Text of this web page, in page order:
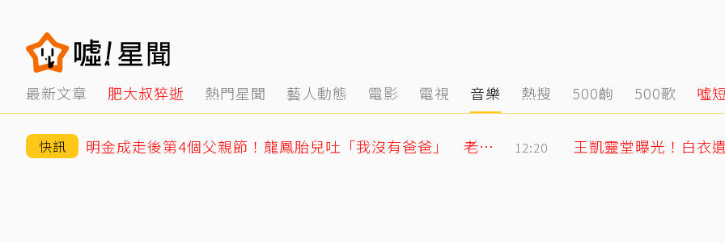
最新文章 肥大叔猝逝 熱門星聞 藝人動態 電影 電視 音樂 熱搜 500齣 500歌 噓
快訊 明金成走後第4個父親節！龍鳳胎兒吐「我沒有爸爸」 老師暖回一句話全網鼻酸 12:20 王凱靈堂曝光！白衣